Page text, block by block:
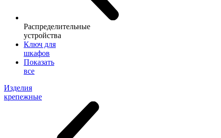
Распределительные
устройства
Ключ для
шкафов
Показать
все
Изделия
крепежные